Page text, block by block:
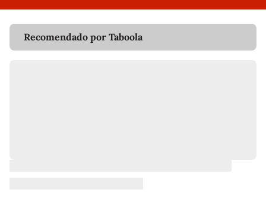
Recomendado por Taboola